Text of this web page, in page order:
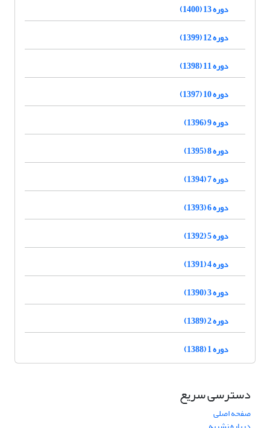
دوره 13 (1400)
دوره 12 (1399)
دوره 11 (1398)
دوره 10 (1397)
دوره 9 (1396)
دوره 8 (1395)
دوره 7 (1394)
دوره 6 (1393)
دوره 5 (1392)
دوره 4 (1391)
دوره 3 (1390)
دوره 2 (1389)
دوره 1 (1388)
دسترسی سریع
صفحه اصلی